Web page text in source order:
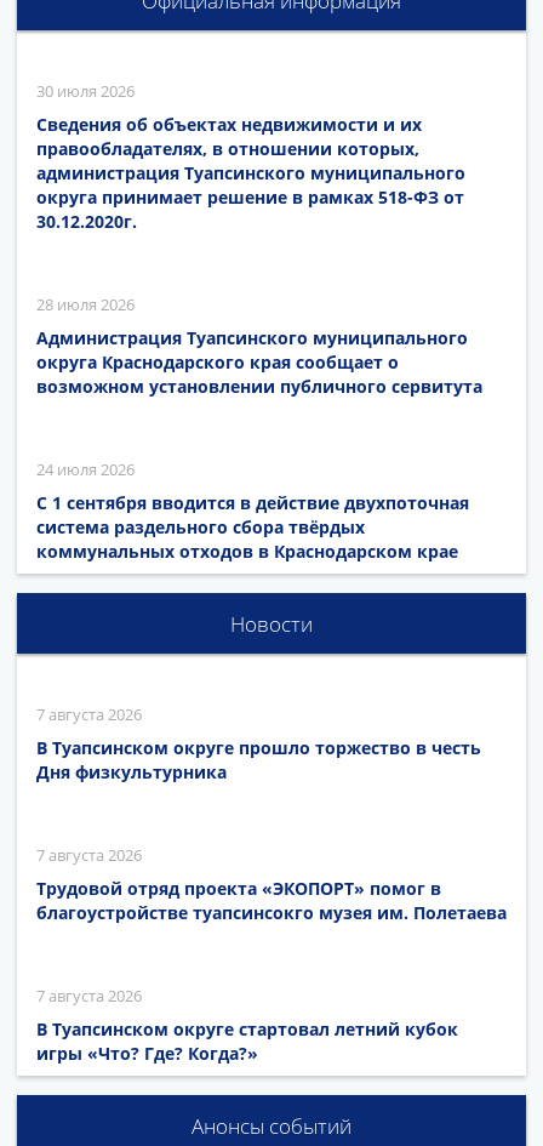
30 июля 2026
Сведения об объектах недвижимости и их
правообладателях, в отношении которых,
администрация Туапсинского муниципального
округа принимает решение в рамках 518-ФЗ от
30.12.2020г.
28 июля 2026
Администрация Туапсинского муниципального
округа Краснодарского края сообщает о
возможном установлении публичного сервитута
24 июля 2026
С 1 сентября вводится в действие двухпоточная
система раздельного сбора твёрдых
коммунальных отходов в Краснодарском крае
Новости
7 августа 2026
В Туапсинском округе прошло торжество в честь
Дня физкультурника
7 августа 2026
Трудовой отряд проекта «ЭКОПОРТ» помог в
благоустройстве туапсинсокго музея им. Полетаева
7 августа 2026
В Туапсинском округе стартовал летний кубок
игры «Что? Где? Когда?»
Анонсы событий